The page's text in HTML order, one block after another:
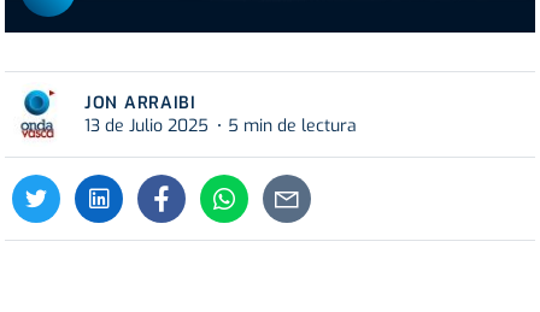
JON ARRAIBI
13 de Julio 2025
5 min de lectura